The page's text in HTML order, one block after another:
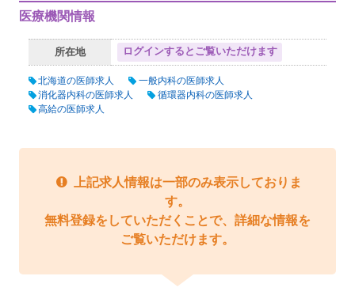
医療機関情報
所在地 ログインするとご覧いただけます
北海道の医師求人
一般内科の医師求人
消化器内科の医師求人
循環器内科の医師求人
高給の医師求人
上記求人情報は一部のみ表示しておりま
す。
無料登録をしていただくことで、詳細な情報を
ご覧いただけます。